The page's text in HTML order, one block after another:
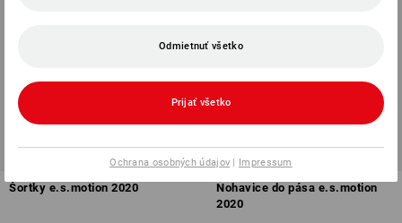
NOVÉ
Šortky e.s.motion 2020
NOVÉ
Nohavice do pása e.s.motion
2020
Odmietnuť všetko
Prijať všetko
Ochrana osobných údajov | Impressum